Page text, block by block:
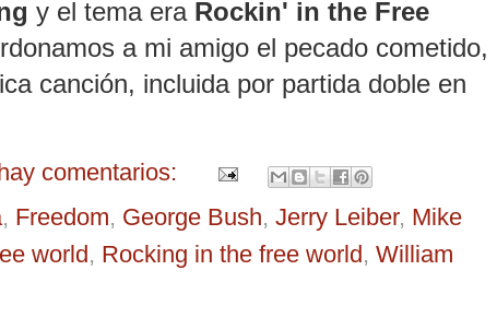
y el tema era Rockin' in the Free
a mi amigo el pecado cometido,
canción, incluida por partida doble en
comentarios:
, Freedom, George Bush, Jerry Leiber, Mike
world, Rocking in the free world, William